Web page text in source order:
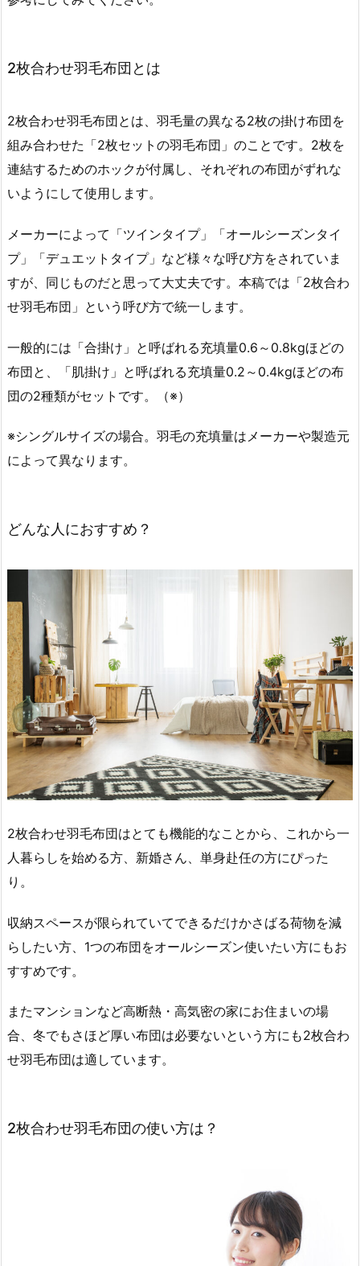
2枚合わせ羽毛布団とは
2枚合わせ羽毛布団とは、羽毛量の異なる2枚の掛け布団を
組み合わせた「2枚セットの羽毛布団」のことです。2枚を
連結するためのホックが付属し、それぞれの布団がずれな
いようにして使用します。
メーカーによって「ツインタイプ」「オールシーズンタイ
プ」「デュエットタイプ」など様々な呼び方をされていま
すが、同じものだと思って大丈夫です。本稿では「2枚合わ
せ羽毛布団」という呼び方で統一します。
一般的には「合掛け」と呼ばれる充填量0.6～0.8kgほどの
布団と、「肌掛け」と呼ばれる充填量0.2～0.4kgほどの布
団の2種類がセットです。（※）
※シングルサイズの場合。羽毛の充填量はメーカーや製造元
によって異なります。
どんな人におすすめ？
2枚合わせ羽毛布団はとても機能的なことから、これから一
人暮らしを始める方、新婚さん、単身赴任の方にぴった
り。
収納スペースが限られていてできるだけかさばる荷物を減
らしたい方、1つの布団をオールシーズン使いたい方にもお
すすめです。
またマンションなど高断熱・高気密の家にお住まいの場
合、冬でもさほど厚い布団は必要ないという方にも2枚合わ
せ羽毛布団は適しています。
2枚合わせ羽毛布団の使い方は？